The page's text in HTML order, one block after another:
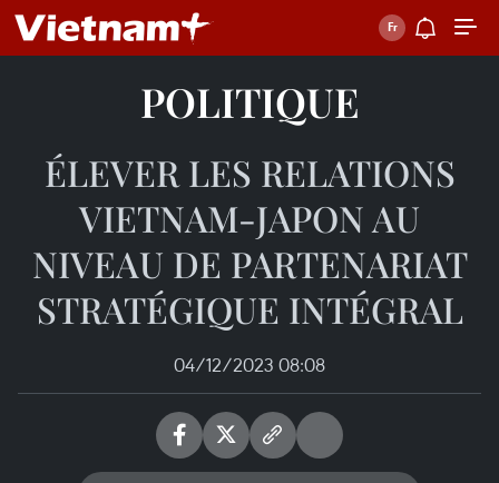
POLITIQUE
ÉLEVER LES RELATIONS
VIETNAM-JAPON AU
NIVEAU DE PARTENARIAT
STRATÉGIQUE INTÉGRAL
04/12/2023 08:08